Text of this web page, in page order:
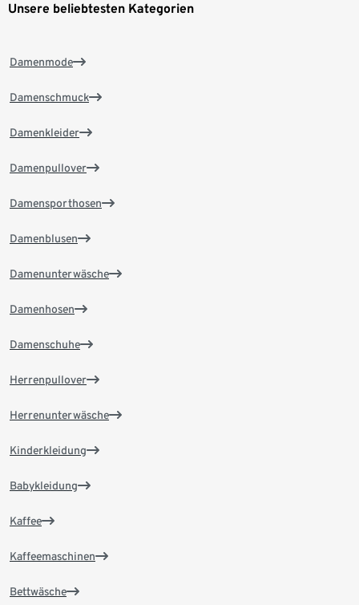
Unsere beliebtesten Kategorien
Damenmode
Damenschmuck
Damenkleider
Damenpullover
Damensporthosen
Damenblusen
Damenunterwäsche
Damenhosen
Damenschuhe
Herrenpullover
Herrenunterwäsche
Kinderkleidung
Babykleidung
Kaffee
Kaffeemaschinen
Bettwäsche